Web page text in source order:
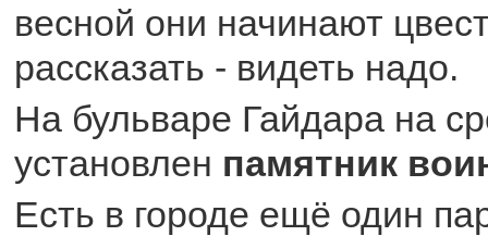
весной они начинают
рассказать - видеть надо.
На бульваре Гайдара на
установлен памятник
Есть в городе ещё один